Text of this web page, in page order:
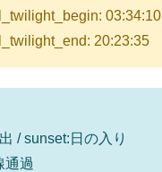
03:34:10
20:23:35
/ sunset:日の入り
通過